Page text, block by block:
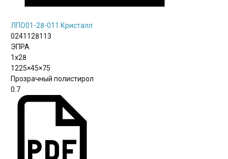
ЛПО01-28-011 Кристалл
0241128113
ЭПРА
1х28
1225×45×75
Прозрачный полистирол
0.7